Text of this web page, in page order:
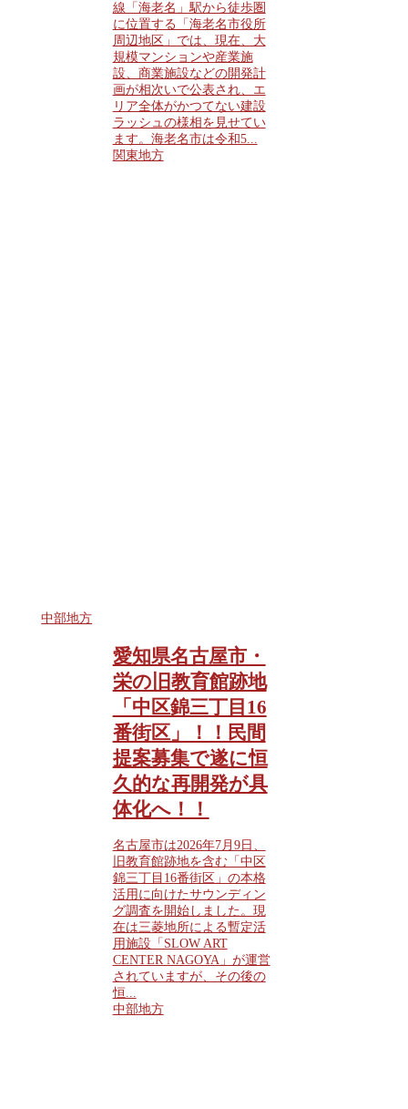
線「海老名」駅から徒歩圏
に位置する「海老名市役所
周辺地区」では、現在、大
規模マンションや産業施
設、商業施設などの開発計
画が相次いで公表され、エ
リア全体がかつてない建設
ラッシュの様相を見せてい
ます。海老名市は令和5...
関東地方
中部地方
愛知県名古屋市・
栄の旧教育館跡地
「中区錦三丁目16
番街区」！！民間
提案募集で遂に恒
久的な再開発が具
体化へ！！
名古屋市は2026年7月9日、
旧教育館跡地を含む「中区
錦三丁目16番街区」の本格
活用に向けたサウンディン
グ調査を開始しました。現
在は三菱地所による暫定活
用施設「SLOW ART
CENTER NAGOYA」が運営
されていますが、その後の
恒...
中部地方